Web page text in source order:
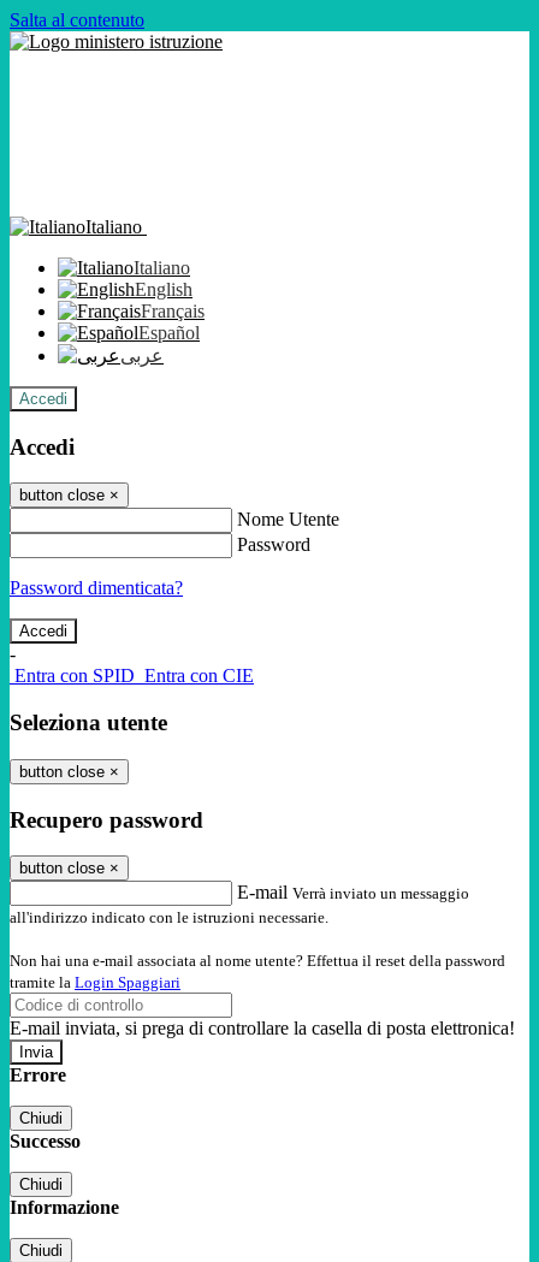
Salta al contenuto
Italiano
Italiano
English
Français
Español
عربى
Accedi
Accedi
button close ×
Nome Utente
Password
Password dimenticata?
-
Entra con SPID Entra con CIE
Seleziona utente
button close ×
Recupero password
button close ×
E-mail Verrà inviato un messaggio
all'indirizzo indicato con le istruzioni necessarie.
Non hai una e-mail associata al nome utente? Effettua il reset della password
tramite la Login Spaggiari
E-mail inviata, si prega di controllare la casella di posta elettronica!
Errore
Chiudi
Successo
Chiudi
Informazione
Chiudi